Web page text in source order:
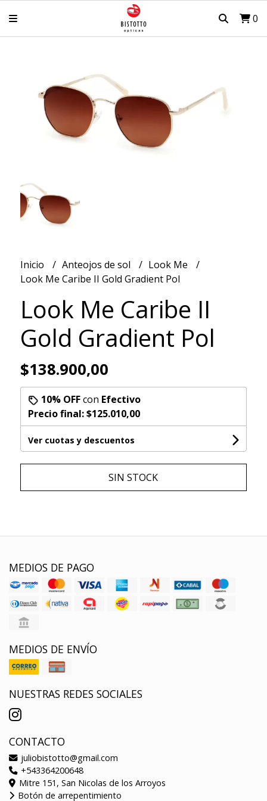
0
Inicio Anteojos de sol
Look Me
Look Me Caribe II Gold Gradient Pol
Look Me Caribe II
Gold Gradient Pol
$138.900,00
10% OFFcon Efectivo
Precio final:$125.010,00
Ver cuotas y descuentos
SIN STOCK
MEDIOS DE PAGO
MEDIOS DE ENVÍO
NUESTRAS REDES SOCIALES
CONTACTO
juliobistotto@gmail.com
+543364200648
Mitre 151, San Nicolas de los Arroyos
Botón de arrepentimiento